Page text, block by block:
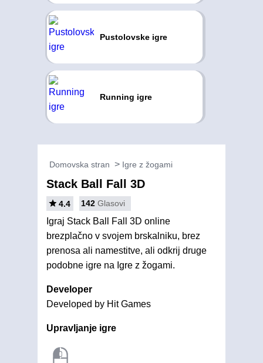
Pustolovske igre
Running igre
Domovska stran Igre z žogami
Stack Ball Fall 3D
4.4 142 Glasovi
Igraj Stack Ball Fall 3D online
brezplačno v svojem brskalniku, brez
prenosa ali namestitve, ali odkrij druge
podobne igre na Igre z žogami.
Developer
Developed by Hit Games
Upravljanje igre